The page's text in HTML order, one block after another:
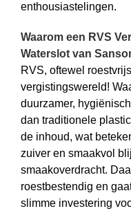
enthousiastelingen.
Waarom een RVS
Waterslot van
RVS, oftewel
vergistingswereld!
duurzamer,
dan traditionele
de inhoud, wat
zuiver en smaakvol
smaakoverdracht.
roestbestendig en
slimme investering